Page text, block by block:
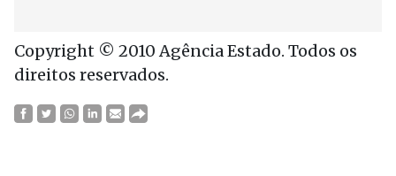
Copyright © 2010 Agência Estado. Todos os
direitos reservados.